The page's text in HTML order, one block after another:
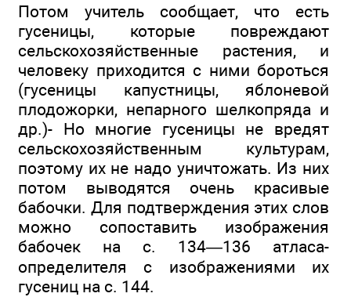
Потом учитель сообщает, что есть
гусеницы, которые повреждают
сельскохозяйственные растения, и
человеку приходится с ними бороться
(гусеницы капустницы, яблоневой
плодожорки, непарного шелкопряда и
др.)- Но многие гусеницы не вредят
сельскохозяйственным культурам,
поэтому их не надо уничтожать. Из них
потом выводятся очень красивые
бабочки. Для подтверждения этих слов
можно сопоставить изображения
бабочек на с. 134—136 атласа-
определителя с изображениями их
гусениц на с. 144.